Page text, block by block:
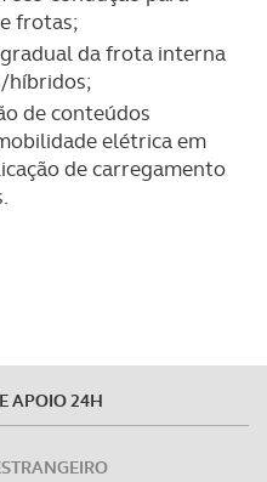
frotas;
da frota interna
híbridos;
de conteúdos
elétrica em
de carregamento
APOIO 24H